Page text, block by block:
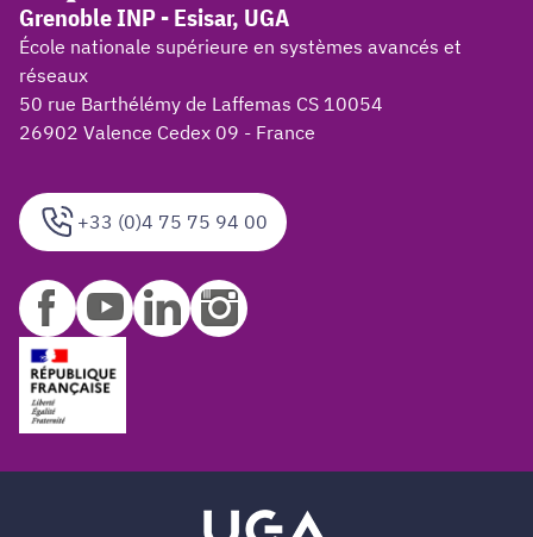
+33 (0)4 75 75 94 00
Grenoble INP - Esisar, UGA
École nationale supérieure en systèmes avancés et
réseaux
50 rue Barthélémy de Laffemas CS 10054
26902 Valence Cedex 09 - France